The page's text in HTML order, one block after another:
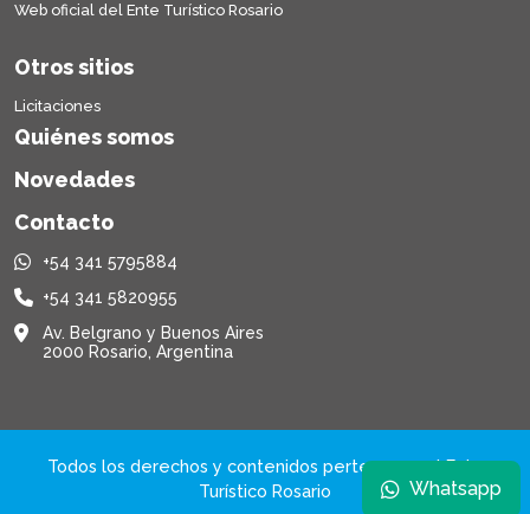
Whatsapp
Web oficial del Ente Turístico Rosario
Otros sitios
Licitaciones
Quiénes somos
Novedades
Contacto
+54 341 5795884
+54 341 5820955
Av. Belgrano y Buenos Aires
2000 Rosario, Argentina
Todos los derechos y contenidos pertenecen al Ente
Turístico Rosario